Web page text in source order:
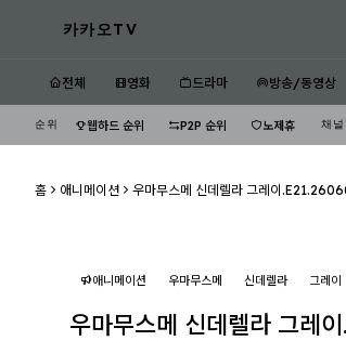
카카오TV
전체 영화 드라마 방송/동영상
순위 웹하드 순위 P2P 순위 노제휴 채널
홈 애니메이션 우마무스메 신데렐라 그레이
애니메이션 우마무스메 신데렐라 그레이
우마무스메 신데렐라 그